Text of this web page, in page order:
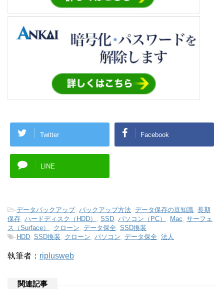
Twitter Facebook
LINE
-データバックアップ, バックアップ方法, データ保存の豆知識, 長期
保存, ハードディスク（HDD） , SSD, パソコン（PC） , Mac, サーフェ
ス（Surface） , クローン, データ保全, SSD換装
-HDD, SSD換装, クローン, パソコン, データ保全, 法人
執筆者： riplusweb
関連記事